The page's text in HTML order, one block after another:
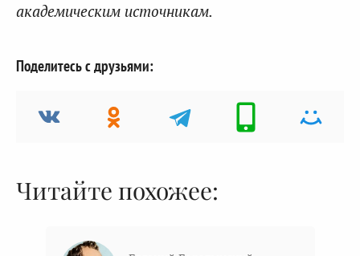
академическим источникам.
Поделитесь с друзьями:
Читайте похожее: